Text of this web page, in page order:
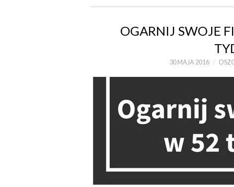
OGARNIJ SWOJE
30 MAJA 2016